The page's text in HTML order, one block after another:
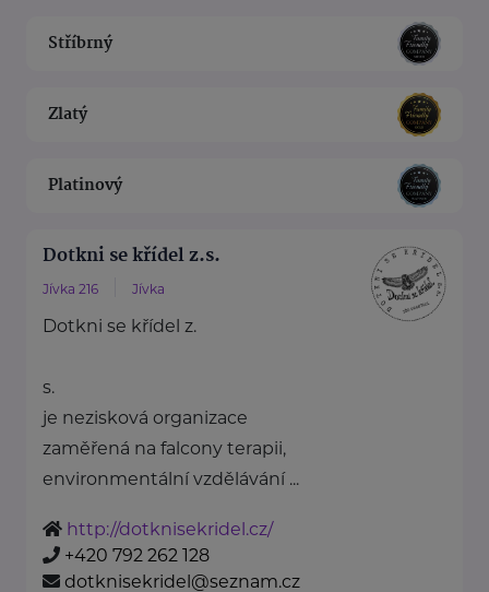
Stříbrný
Zlatý
Platinový
Dotkni se křídel z.s.
Jívka 216 Jívka
Dotkni se křídel z.
s.
je nezisková organizace
zaměřená na falcony terapii,
environmentální vzdělávání ...
http://dotknisekridel.cz/
+420 792 262 128
dotknisekridel@seznam.cz